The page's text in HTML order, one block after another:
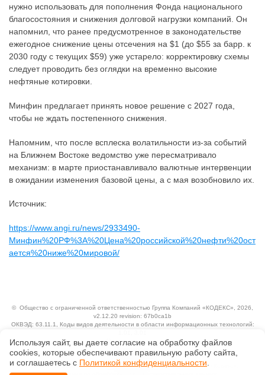
нужно использовать для пополнения Фонда национального
благосостояния и снижения долговой нагрузки компаний. Он
напомнил, что ранее предусмотренное в законодательстве
ежегодное снижение цены отсечения на $1 (до $55 за барр. к
2030 году с текущих $59) уже устарело: корректировку схемы
следует проводить без оглядки на временно высокие
нефтяные котировки.
Минфин предлагает принять новое решение с 2027 года,
чтобы не ждать постепенного снижения.
Напомним, что после всплеска волатильности из-за событий
на Ближнем Востоке ведомство уже пересматривало
механизм: в марте приостанавливало валютные интервенции
в ожидании изменения базовой цены, а с мая возобновило их.
Источник:
https://www.angi.ru/news/2933490-
Минфин%20РФ%3A%20Цена%20российской%20нефти%20ост
ается%20ниже%20мировой/
© Общество с ограниченной ответственностью Группа Компаний «КОДЕКС» , 2026,
v2.12.20 revision: 67b0ca1b
ОКВЭД: 63.11.1, Коды видов деятельности в области информационных технологий:
Ценовая политика
Исключительные авторские и смежные права принадлежат АО «Кодекс».
Используя сайт, вы даете согласие на обработку файлов
сооkiеs, которые обеспечивают правильную работу сайта,
и соглашаетесь с Политикой конфиденциальности